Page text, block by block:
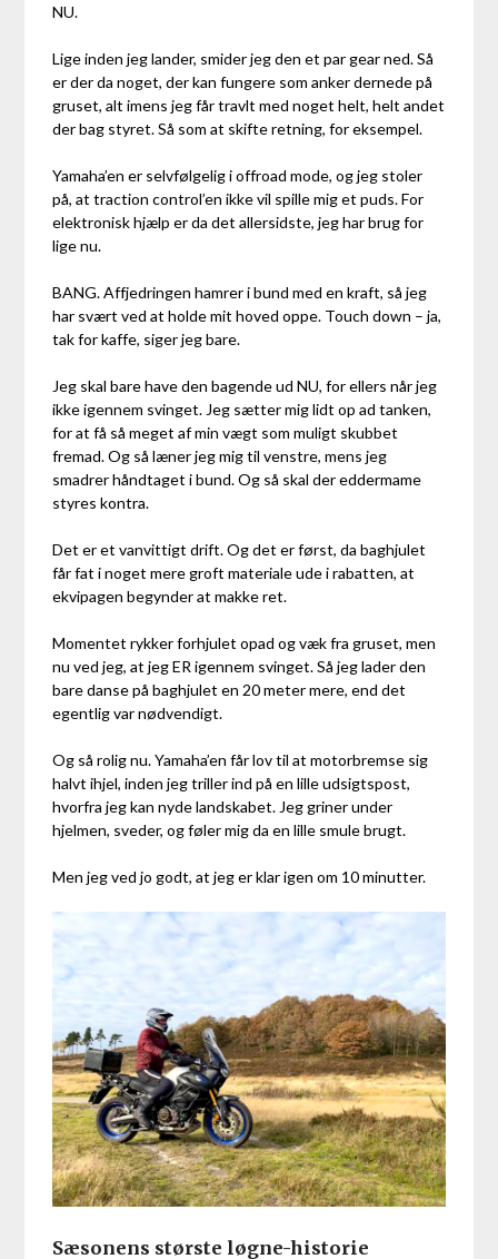
NU.
Lige inden jeg lander, smider jeg den et par gear ned. Så
er der da noget, der kan fungere som anker dernede på
gruset, alt imens jeg får travlt med noget helt, helt andet
der bag styret. Så som at skifte retning, for eksempel.
Yamaha’en er selvfølgelig i offroad mode, og jeg stoler
på, at traction control’en ikke vil spille mig et puds. For
elektronisk hjælp er da det allersidste, jeg har brug for
lige nu.
BANG. Affjedringen hamrer i bund med en kraft, så jeg
har svært ved at holde mit hoved oppe. Touch down – ja,
tak for kaffe, siger jeg bare.
Jeg skal bare have den bagende ud NU, for ellers når jeg
ikke igennem svinget. Jeg sætter mig lidt op ad tanken,
for at få så meget af min vægt som muligt skubbet
fremad. Og så læner jeg mig til venstre, mens jeg
smadrer håndtaget i bund. Og så skal der eddermame
styres kontra.
Det er et vanvittigt drift. Og det er først, da baghjulet
får fat i noget mere groft materiale ude i rabatten, at
ekvipagen begynder at makke ret.
Momentet rykker forhjulet opad og væk fra gruset, men
nu ved jeg, at jeg ER igennem svinget. Så jeg lader den
bare danse på baghjulet en 20 meter mere, end det
egentlig var nødvendigt.
Og så rolig nu. Yamaha’en får lov til at motorbremse sig
halvt ihjel, inden jeg triller ind på en lille udsigtspost,
hvorfra jeg kan nyde landskabet. Jeg griner under
hjelmen, sveder, og føler mig da en lille smule brugt.
Men jeg ved jo godt, at jeg er klar igen om 10 minutter.
Sæsonens største løgne-historie